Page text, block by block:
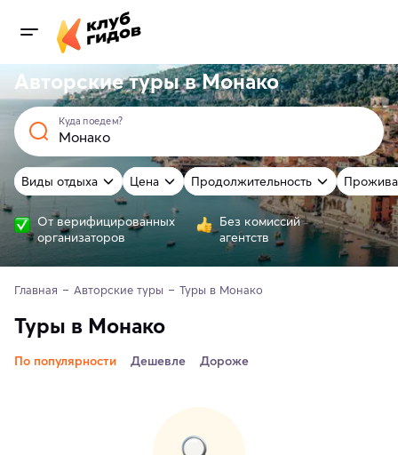
Авторские туры в Монако
Куда поедем?
Виды отдыха Цена Продолжительность
От верифицированных
организаторов
Без комиссий
агентств
Главная Авторские туры Туры в Монако
Туры в Монако
По популярности Дешевле Дороже